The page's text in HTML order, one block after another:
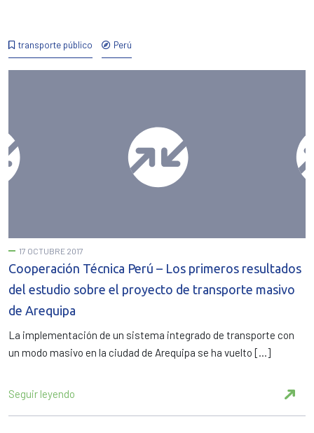
transporte público Perú
17 OCTUBRE 2017
Cooperación Técnica Perú – Los primeros resultados
del estudio sobre el proyecto de transporte masivo
de Arequipa
La implementación de un sistema integrado de transporte con
un modo masivo en la ciudad de Arequipa se ha vuelto […]
Seguir leyendo